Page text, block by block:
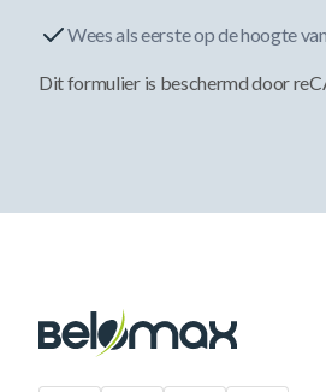
Wees als eerste op de hoogte
Dit formulier is beschermd door